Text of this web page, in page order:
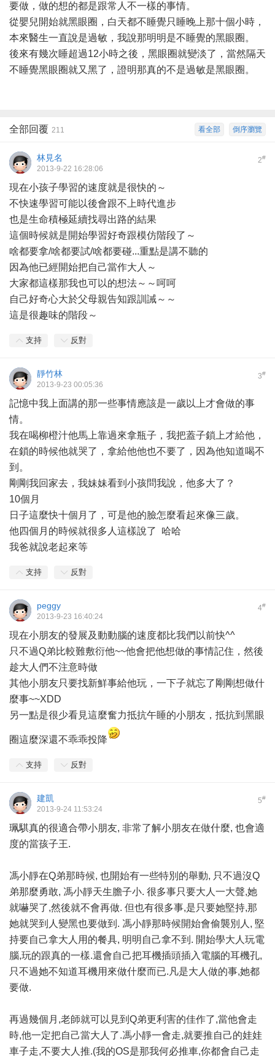
要做，做的想的都是跟常人不一樣的事情。
從嬰兒開始就黑眼圈，白天都不睡覺只睡晚上那十個小時，
本來醫生一直說是過敏，我說那明明是不睡覺的黑眼圈。
後來有幾次睡超過12小時之後，黑眼圈就變淡了，當然隔天
不睡覺黑眼圈就又黑了，證明那真的不是過敏是黑眼圈。
倒序瀏覽
看全部
全部回覆 211
2#
林見名
2013-9-22 16:28:06
現在小孩子學習的速度就是很快的～
不快速學習可能以後會跟不上時代進步
也是生命積極延續找尋出路的結果
這個時候就是開始學習好奇跟模仿階段了～
啥都要拿/啥都要試/啥都要碰...重點是講不聽的
因為他已經開始把自己當作大人～
大家都這樣那我也可以的想法～～呵呵
自己好奇心大於父母親告知跟訓誡～～
這是很趣味的階段～
支持 反對
3#
靜竹林
2013-9-23 00:05:36
記憶中我上面講的那一些事情應該是一歲以上才會做的事
情。
我在喝柳橙汁他馬上靠過來拿瓶子，我把蓋子鎖上才給他，
在鎖的時候他就哭了，拿給他他也不要了，因為他知道喝不
到。
剛剛我回家去，我妹妹看到小孩問我說，他多大了？
10個月
日子這麼快十個月了，可是他的臉怎麼看起來像三歲。
他四個月的時候就很多人這樣說了 哈哈
我爸就說老起來等
支持 反對
4#
peggy
2013-9-23 16:40:24
現在小朋友的發展及動動腦的速度都比我們以前快^^
只不過Q弟比較難敷衍他~~他會把他想做的事情記住，然後
趁大人們不注意時做
其他小朋友只要找新鮮事給他玩，一下子就忘了剛剛想做什
麼事~~XDD
另一點是很少看見這麼奮力抵抗午睡的小朋友，抵抗到黑眼
圈這麼深還不乖乖投降
支持 反對
5#
建凱
2013-9-24 11:53:24
珮騏真的很適合帶小朋友, 非常了解小朋友在做什麼, 也會適
度的當孩子王.
馮小靜在Q弟那時候, 也開始有一些特別的舉動, 只不過沒Q
弟那麼勇敢, 馮小靜天生膽子小. 很多事只要大人一大聲,她
就嚇哭了,然後就不會再做. 但也有很多事,是只要她堅持,那
她就哭到人變黑也要做到. 馮小靜那時候開始會偷襲別人, 堅
持要自己拿大人用的餐具, 明明自己拿不到. 開始學大人玩電
腦,玩的跟真的一樣.還會自己把耳機插頭插入電腦的耳機孔,
只不過她不知道耳機用來做什麼而已.凡是大人做的事,她都
要做.
再過幾個月,老師就可以見到Q弟更利害的佳作了,當他會走
時,他一定把自己當大人了.馮小靜一會走,就要推自己的娃娃
車子走,不要大人推.(我的OS是那我何必推車,你都會自己走